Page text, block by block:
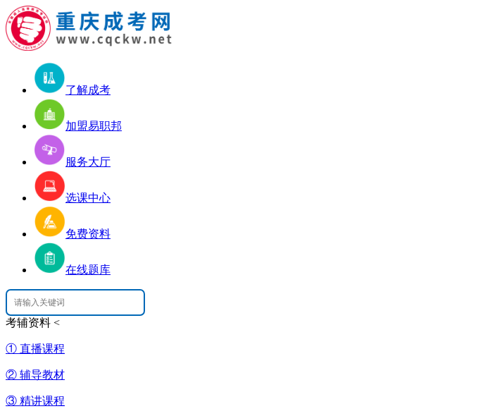
了解成考
加盟易职邦
服务大厅
选课中心
免费资料
在线题库
考辅资料 <
① 直播课程
② 辅导教材
③ 精讲课程